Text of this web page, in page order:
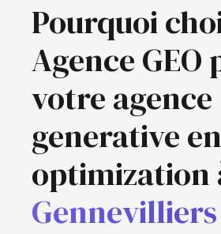
Pourquoi
Agence GEO
votre agence
generative
optimization
Gennevilliers